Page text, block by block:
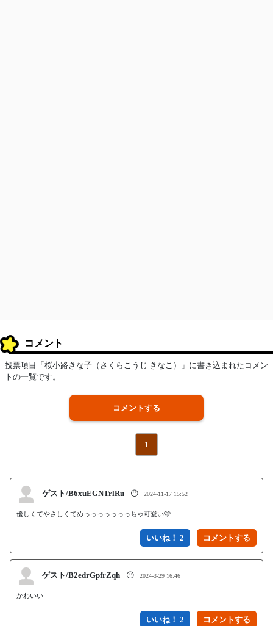
コメント
投票項目「桜小路きな子（さくらこうじ きなこ）」に書き込まれたコメン
トの一覧です。
コメントする
1
ゲスト/B6xuEGNTrlRu 😶 2024-11-17 15:52
優しくてやさしくてめっっっっっっっちゃ可愛い🩷
いいね！ 2
ゲスト/B2edrGpfrZqh 😶 2024-3-29 16:46
かわいい
いいね！ 2